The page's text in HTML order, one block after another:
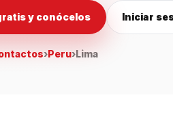
y conócelos Iniciar
›Peru›Lima